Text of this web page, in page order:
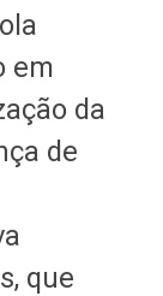
em
da
de
que